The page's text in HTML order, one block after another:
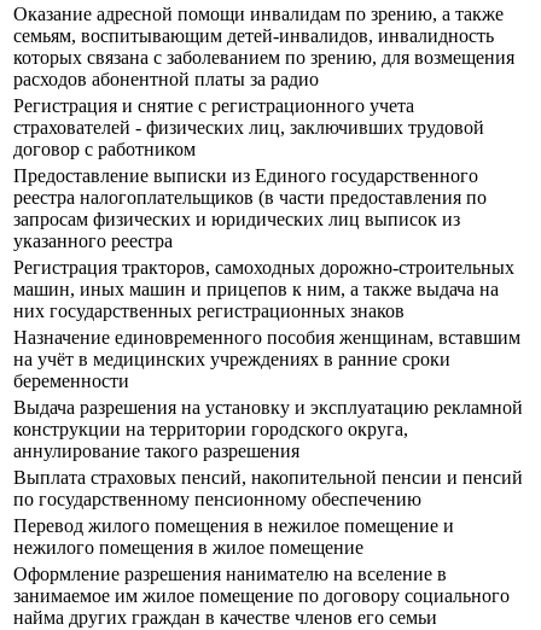
Оказание адресной помощи инвалидам по зрению, а также
семьям, воспитывающим детей-инвалидов, инвалидность
которых связана с заболеванием по зрению, для возмещения
расходов абонентной платы за радио
Регистрация и снятие с регистрационного учета
страхователей - физических лиц, заключивших трудовой
договор с работником
Предоставление выписки из Единого государственного
реестра налогоплательщиков (в части предоставления по
запросам физических и юридических лиц выписок из
указанного реестра
Регистрация тракторов, самоходных дорожно-строительных
машин, иных машин и прицепов к ним, а также выдача на
них государственных регистрационных знаков
Назначение единовременного пособия женщинам, вставшим
на учёт в медицинских учреждениях в ранние сроки
беременности
Выдача разрешения на установку и эксплуатацию рекламной
конструкции на территории городского округа,
аннулирование такого разрешения
Выплата страховых пенсий, накопительной пенсии и пенсий
по государственному пенсионному обеспечению
Перевод жилого помещения в нежилое помещение и
нежилого помещения в жилое помещение
Оформление разрешения нанимателю на вселение в
занимаемое им жилое помещение по договору социального
найма других граждан в качестве членов его семьи